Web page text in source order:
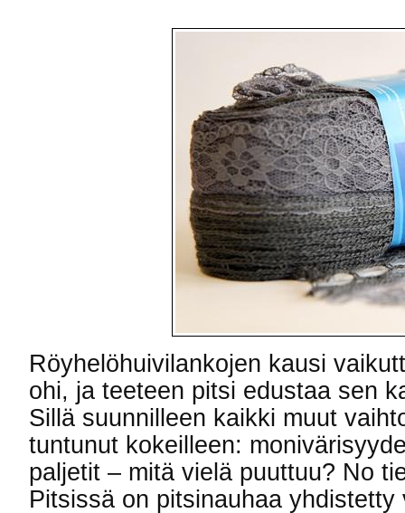
Röyhelöhuivilankojen kausi
ohi, ja teeteen pitsi edustaa sen
Sillä suunnilleen kaikki muut
tuntunut kokeilleen:
paljetit – mitä vielä puuttuu? No
Pitsissä on pitsinauhaa